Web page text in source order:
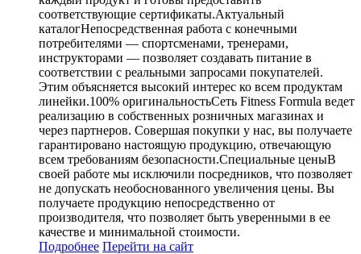
соответствующие сертификаты.Актуальный
каталогНепосредственная работа с конечными
потребителями — спортсменами, тренерами,
инструкторами — позволяет создавать питание в
соответствии с реальными запросами покупателей.
Этим объясняется высокий интерес ко всем продуктам
линейки.100% оригинальностьСеть Fitness Formula ведет
реализацию в собственных розничных магазинах и
через партнеров. Совершая покупки у нас, вы получаете
гарантировано настоящую продукцию, отвечающую
всем требованиям безопасности.Специальные ценыВ
своей работе мы исключили посредников, что позволяет
не допускать необоснованного увеличения цены. Вы
получаете продукцию непосредственно от
производителя, что позволяет быть уверенными в ее
качестве и минимальной стоимости.
Подробнее Перейти на сайт